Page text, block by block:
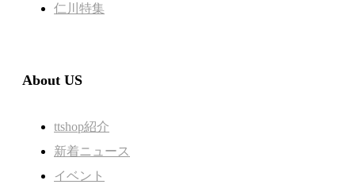
仁川特集
About US
ttshop紹介
新着ニュース
イベント